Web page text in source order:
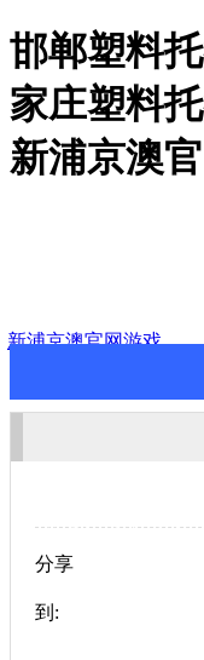
邯郸塑料
家庄塑料
新浦京澳
新浦京澳官网游戏
分享
到: